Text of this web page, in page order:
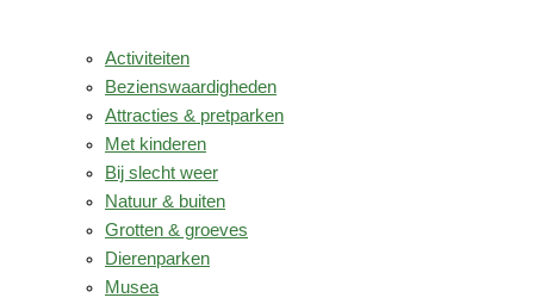
Activiteiten
Bezienswaardigheden
Attracties & pretparken
Met kinderen
Bij slecht weer
Natuur & buiten
Grotten & groeves
Dierenparken
Musea